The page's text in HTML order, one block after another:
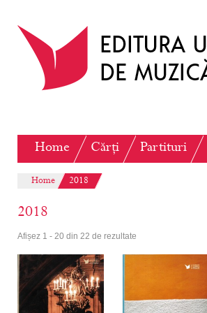
Home Cărți Partituri
Home 2018
2018
Afișez 1 - 20 din 22 de rezultate